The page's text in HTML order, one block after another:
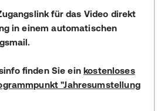
für das Video direkt
in einem automatischen
finden Sie einkostenloses
"Jahresumstellung